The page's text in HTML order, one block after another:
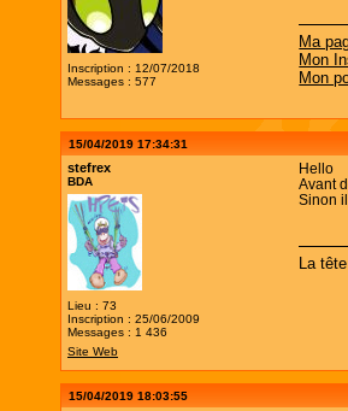
Inscription : 12/07/2018
Messages : 577
Ma
Mon
Mon
15/04/2019 17:34:31
stefrex
BDA
Lieu : 73
Inscription : 25/06/2009
Messages : 1 436
Site Web
Hello
Avant
Sinon
La
15/04/2019 18:03:55